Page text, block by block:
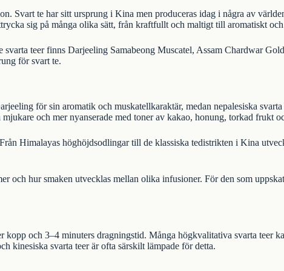
Svart te har sitt ursprung i Kina men produceras idag i några av
sig på många olika sätt, från kraftfullt och maltigt till aromatiskt och
svarta teer finns Darjeeling Samabeong Muscatel, Assam Chardwar
för svart te.
för sin aromatik och muskatellkaraktär, medan nepalesiska svarta
och mer nyanserade med toner av kakao, honung, torkad frukt
Himalayas höghöjdsodlingar till de klassiska tedistrikten i Kina
och hur smaken utvecklas mellan olika infusioner. För den som
och 3–4 minuters dragningstid. Många högkvalitativa svarta teer
kinesiska svarta teer är ofta särskilt lämpade för detta.